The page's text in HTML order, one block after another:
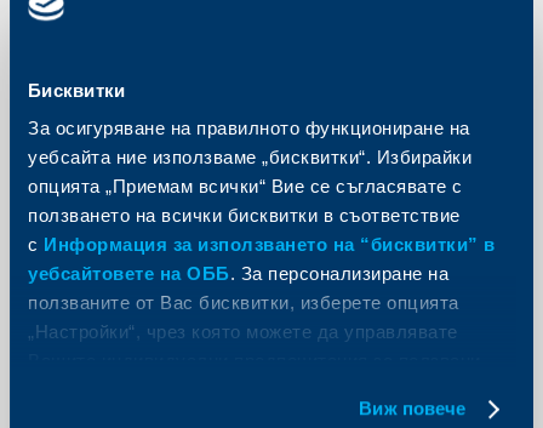
Бисквитки
За осигуряване на правилното функциониране на
уебсайта ние използваме „бисквитки“. Избирайки
опцията „Приемам всички“ Вие се съгласявате с
ползването на всички бисквитки в съответствие
с Информация за използването на “бисквитки” в
уебсайтовете на ОББ. За персонализиране на
ползваните от Вас бисквитки, изберете опцията
„Настройки“, чрез която можете да управлявате
Виж повече
корпоративен сегмент“
„Кандидатствай“, и се потопи в
предизвикателството на приемане, оценка и
управление на обезпеченията.
Само кандидати, одобрени по документи, ще
бъдат поканени на интервю.
Конфиденциалността е гарантирана и личните
Ви данни се обработват при спазване на Общия
регламент за защита на данните и ЗЗЛД.